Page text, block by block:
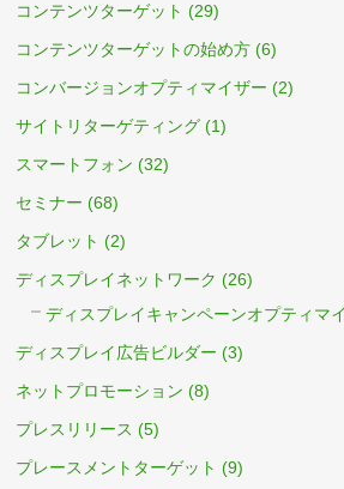
コンテンツターゲット (29)
コンテンツターゲットの始め方 (6)
コンバージョンオプティマイザー (2)
サイトリターゲティング (1)
スマートフォン (32)
セミナー (68)
タブレット (2)
ディスプレイネットワーク (26)
ディスプレイキャンペーンオプティマ
ディスプレイ広告ビルダー (3)
ネットプロモーション (8)
プレスリリース (5)
プレースメントターゲット (9)